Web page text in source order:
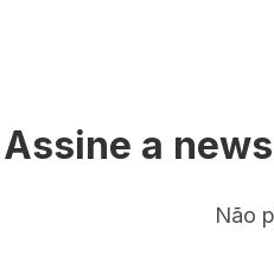
Assine a
Não